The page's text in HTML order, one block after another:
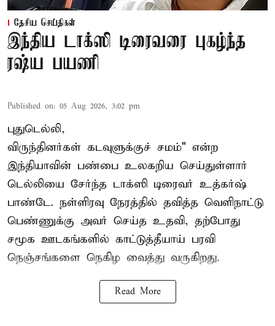
தேசிய செய்திகள்
இந்திய டாக்ஸி டிரைவரை புகழ்ந்த
ரஷ்ய பயணி
Published on: 05 Aug 2026, 3:02 pm
புதுடெல்லி,
விருந்தினர்கள் கடவுளுக்குச் சமம்" என்ற
இந்தியாவின் பண்பை உலகறிய செய்துள்ளார்
டெல்லியை சேர்ந்த டாக்ஸி டிரைவர் உத்கர்ஷ்
பாண்டே. நள்ளிரவு நேரத்தில் தவித்த வெளிநாட்டு
பெண்ணுக்கு அவர் செய்த உதவி, தற்போது
சமூக ஊடகங்களில் காட்டுத்தீயாய் பரவி
நெஞ்சங்களை நெகிழ வைத்து வருகிறது.
Read More